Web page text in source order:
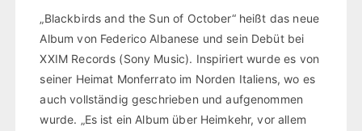
„Blackbirds and the Sun of October“ heißt das neue
Album von Federico Albanese und sein Debüt bei
XXIM Records (Sony Music). Inspiriert wurde es von
seiner Heimat Monferrato im Norden Italiens, wo es
auch vollständig geschrieben und aufgenommen
wurde. „Es ist ein Album über Heimkehr, vor allem